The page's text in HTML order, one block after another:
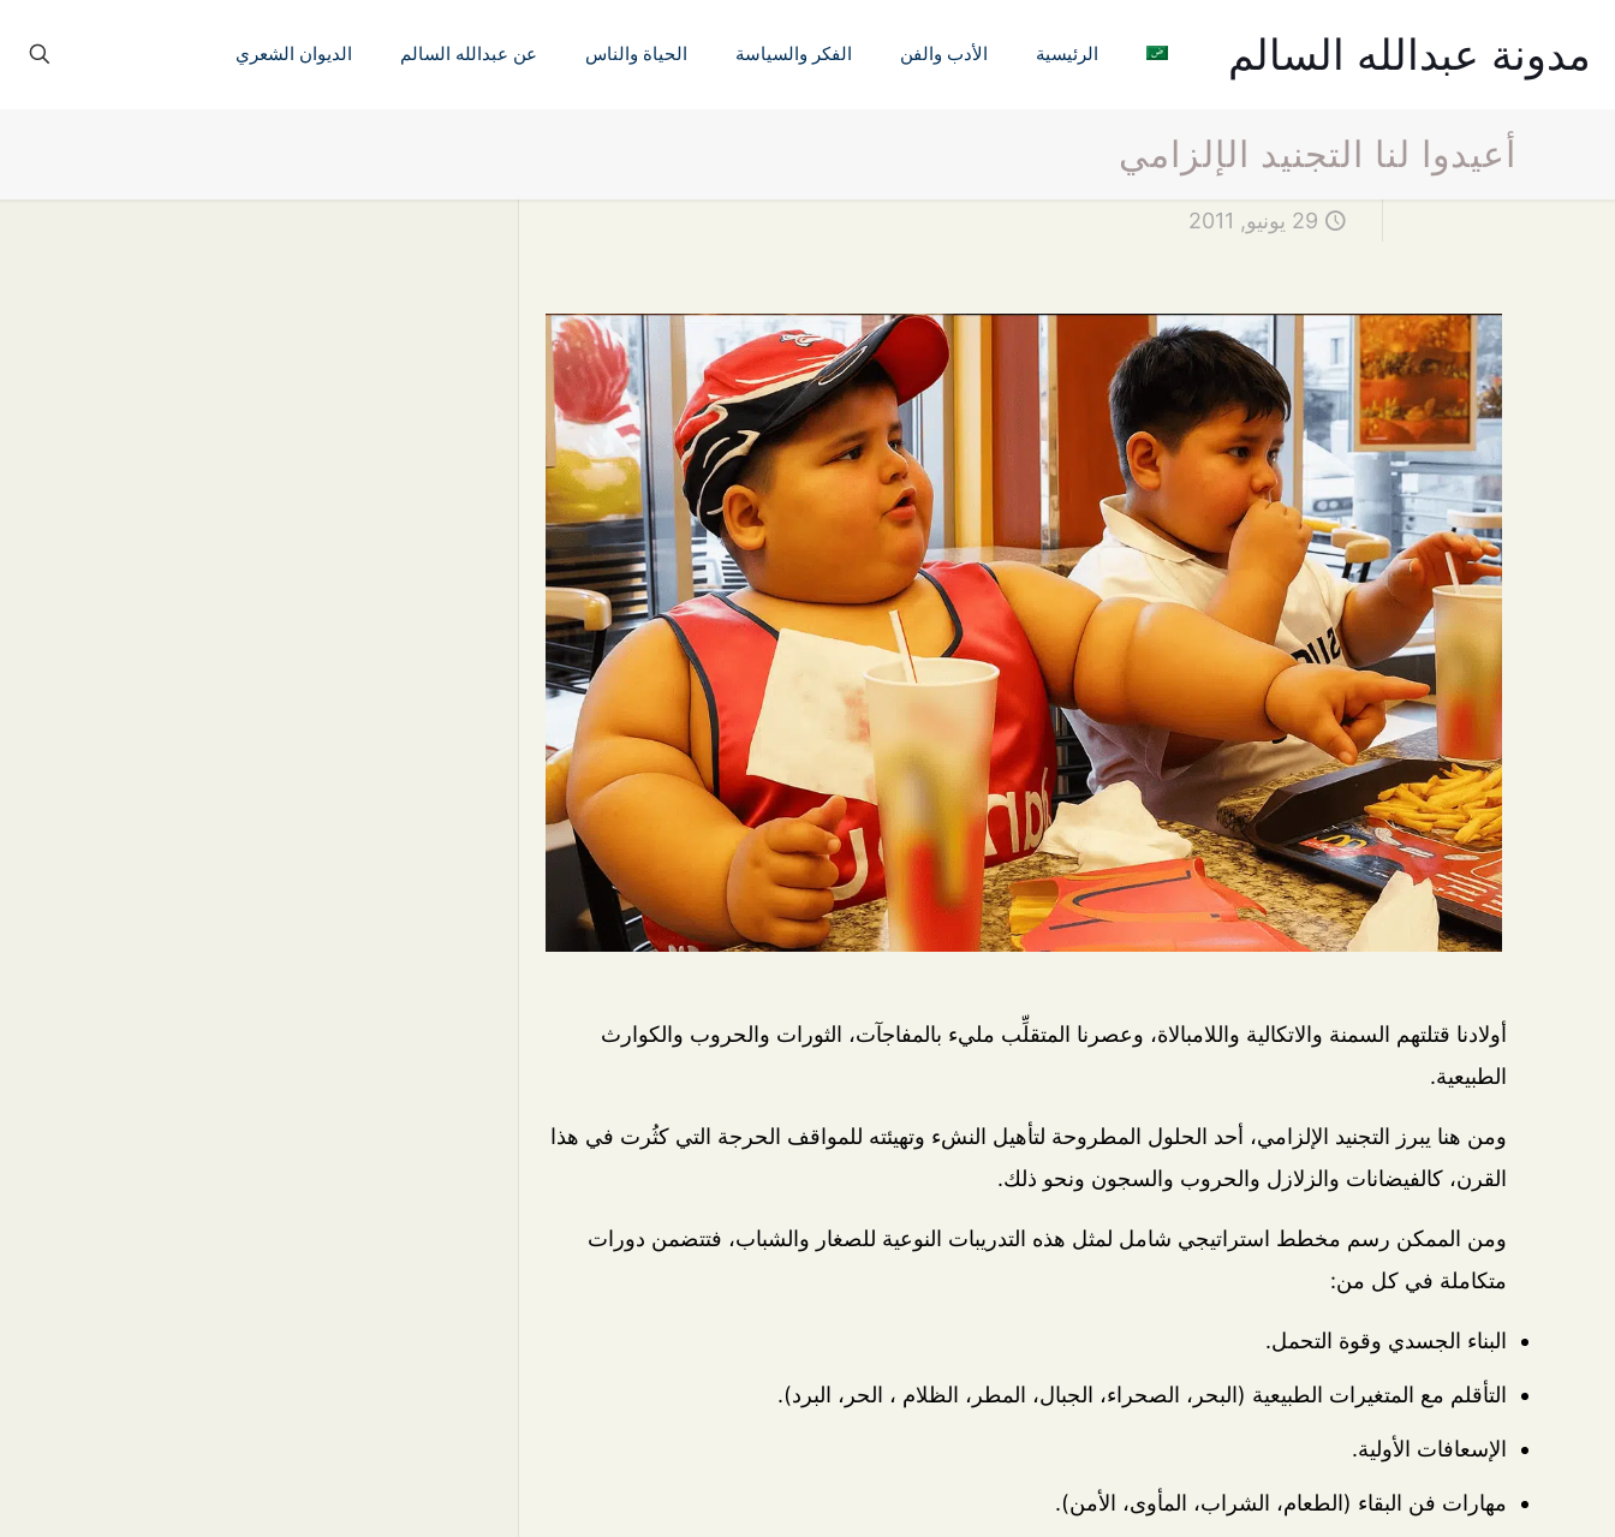
مدونة عبدالله السالم الرئيسية الأدب والفن الفكر والسياسة الحياة والناس عن عبدالله السالم الديوان الشعري
أعيدوا لنا التجنيد الإلزامي
29 يونيو, 2011
أولادنا قتلتهم السمنة والاتكالية واللامبالاة، وعصرنا المتقلِّب مليء بالمفاجآت، الثورات والحروب والكوارث
الطبيعية.
ومن هنا يبرز التجنيد الإلزامي، أحد الحلول المطروحة لتأهيل النشء وتهيئته للمواقف الحرجة التي كثُرت في هذا
القرن، كالفيضانات والزلازل والحروب والسجون ونحو ذلك.
ومن الممكن رسم مخطط استراتيجي شامل لمثل هذه التدريبات النوعية للصغار والشباب، فتتضمن دورات
متكاملة في كل من:
البناء الجسدي وقوة التحمل.
التأقلم مع المتغيرات الطبيعية (البحر، الصحراء، الجبال، المطر، الظلام ، الحر، البرد).
الإسعافات الأولية.
مهارات فن البقاء (الطعام، الشراب، المأوى، الأمن).